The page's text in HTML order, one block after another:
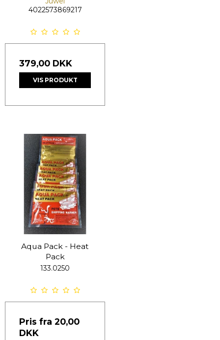
4022573869217
379,00 DKK
VIS PRODUKT
Aqua Pack - Heat
Pack
133.0250
Pris fra 20,00
DKK